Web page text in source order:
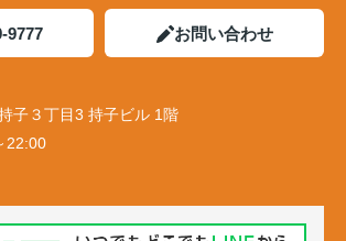
9777 お問い合わせ
子３丁目3 持子ビル 1階
22:00